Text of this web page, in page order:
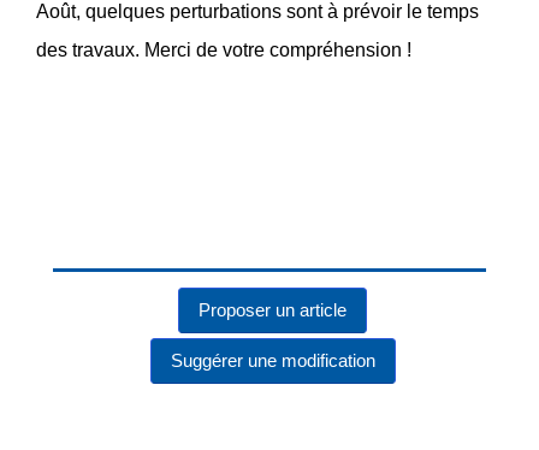
Août, quelques perturbations sont à prévoir le temps
des travaux. Merci de votre compréhension !
Proposer un article
Suggérer une modification